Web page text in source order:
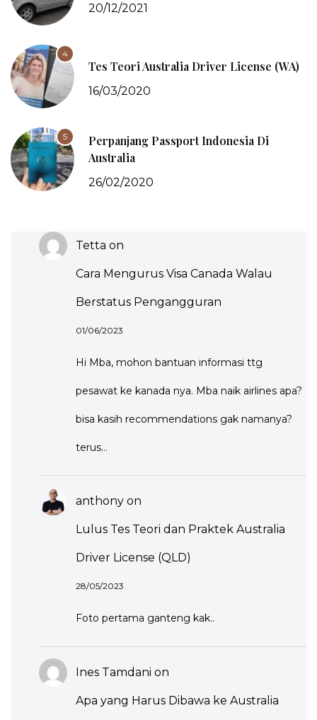
20/12/2021
4
Tes Teori Australia Driver License (WA)
16/03/2020
5
Perpanjang Passport Indonesia Di
Australia
26/02/2020
Tetta on
Cara Mengurus Visa Canada Walau
Berstatus Pengangguran
01/06/2023
Hi Mba, mohon bantuan informasi ttg
pesawat ke kanada nya. Mba naik airlines apa?
bisa kasih recommendations gak namanya?
terus…
anthony on
Lulus Tes Teori dan Praktek Australia
Driver License (QLD)
28/05/2023
Foto pertama ganteng kak..
Ines Tamdani on
Apa yang Harus Dibawa ke Australia